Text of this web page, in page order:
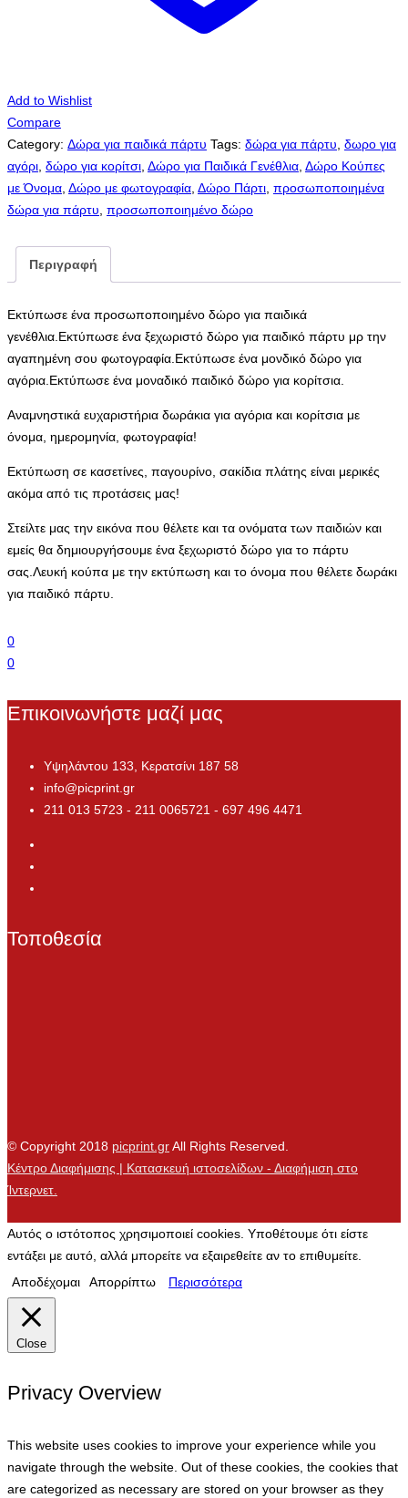
ποσότητα
10τμχ.)
ποσότητα
Add to Wishlist
Compare
Category: Δώρα για παιδικά πάρτυ Tags: δώρα για πάρτυ, δωρο για
αγόρι, δώρο για κορίτσι, Δώρο για Παιδικά Γενέθλια, Δώρο Κούπες
με Όνομα, Δώρο με φωτογραφία, Δώρο Πάρτι, προσωποποιημένα
δώρα για πάρτυ, προσωποποιημένο δώρο
Περιγραφή
Εκτύπωσε ένα προσωποποιημένο δώρο για παιδικά
γενέθλια.Εκτύπωσε ένα ξεχωριστό δώρο για παιδικό πάρτυ μρ την
αγαπημένη σου φωτογραφία.Εκτύπωσε ένα μονδικό δώρο για
αγόρια.Εκτύπωσε ένα μοναδικό παιδικό δώρο για κορίτσια.
Αναμνηστικά ευχαριστήρια δωράκια για αγόρια και κορίτσια με
όνομα, ημερομηνία, φωτογραφία!
Εκτύπωση σε κασετίνες, παγουρίνο, σακίδια πλάτης είναι μερικές
ακόμα από τις προτάσεις μας!
Στείλτε μας την εικόνα που θέλετε και τα ονόματα των παιδιών και
εμείς θα δημιουργήσουμε ένα ξεχωριστό δώρο για το πάρτυ
σας.Λευκή κούπα με την εκτύπωση και το όνομα που θέλετε δωράκι
για παιδικό πάρτυ.
0
0
Επικοινωνήστε μαζί μας
Υψηλάντου 133, Κερατσίνι 187 58
info@picprint.gr
211 013 5723 - 211 0065721 - 697 496 4471
Τοποθεσία
© Copyright 2018 picprint.grAll Rights Reserved.
Κέντρο Διαφήμισης | Κατασκευή ιστοσελίδων - Διαφήμιση στο
Ίντερνετ.
Αυτός ο ιστότοπος χρησιμοποιεί cookies. Υποθέτουμε ότι είστε
εντάξει με αυτό, αλλά μπορείτε να εξαιρεθείτε αν το επιθυμείτε.
Αποδέχομαι
Απορρίπτω Περισσότερα
Close
Privacy Overview
This website uses cookies to improve your experience while you
navigate through the website. Out of these cookies, the cookies that
are categorized as necessary are stored on your browser as they